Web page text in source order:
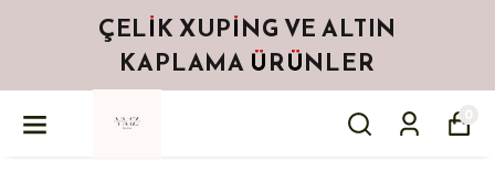
ÇELIK XUPING VE ALTIN
KAPLAMA ÜRÜNLER